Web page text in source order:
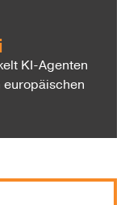
KI-Agenten